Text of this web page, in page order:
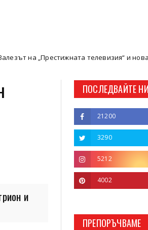
телевизия“ и новата златна
и
ПОСЛЕДВАЙТЕ НИ
21200
3290
5212
4002
ПРЕПОРЪЧВАМЕ